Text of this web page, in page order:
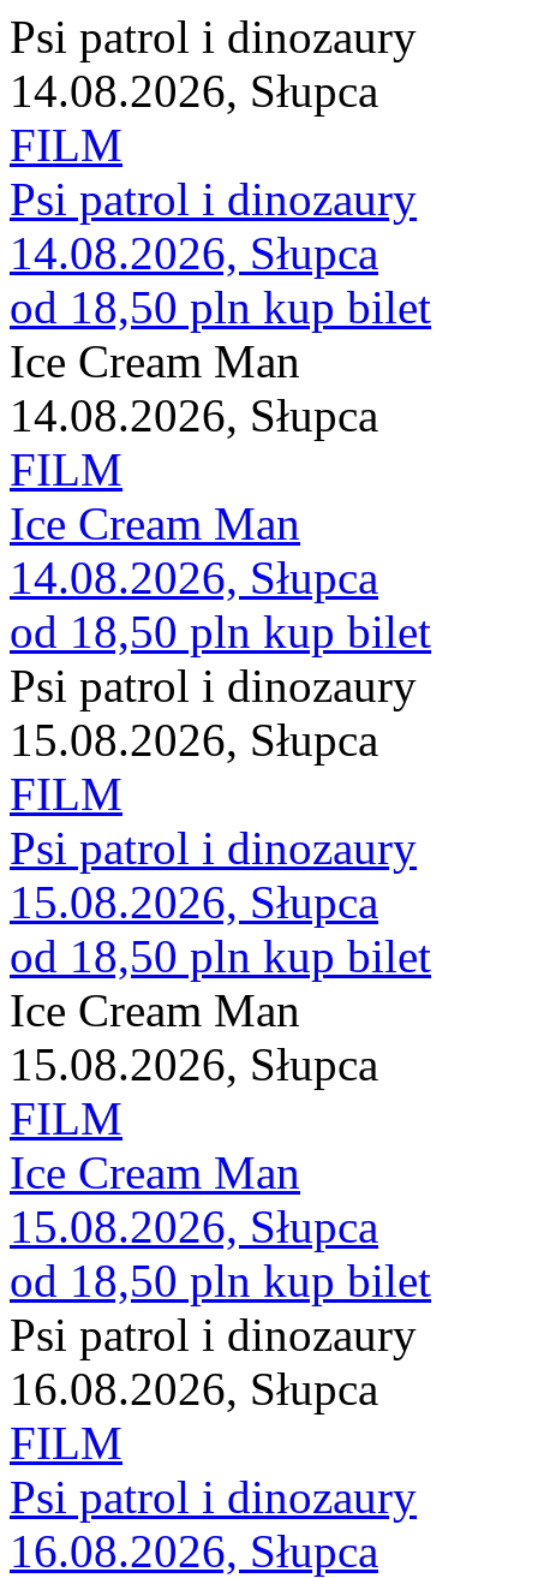
Psi patrol i dinozaury
14.08.2026, Słupca
FILM
Psi patrol i dinozaury
14.08.2026, Słupca
od 18,50 pln kup bilet
Ice Cream Man
14.08.2026, Słupca
FILM
Ice Cream Man
14.08.2026, Słupca
od 18,50 pln kup bilet
Psi patrol i dinozaury
15.08.2026, Słupca
FILM
Psi patrol i dinozaury
15.08.2026, Słupca
od 18,50 pln kup bilet
Ice Cream Man
15.08.2026, Słupca
FILM
Ice Cream Man
15.08.2026, Słupca
od 18,50 pln kup bilet
Psi patrol i dinozaury
16.08.2026, Słupca
FILM
Psi patrol i dinozaury
16.08.2026, Słupca